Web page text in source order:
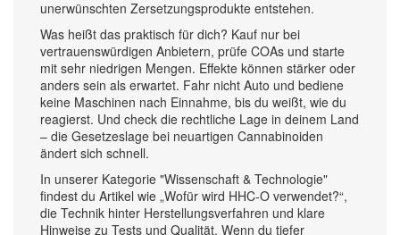
unerwünschten Zersetzungsprodukte entstehen.
Was heißt das praktisch für dich? Kauf nur bei
vertrauenswürdigen Anbietern, prüfe COAs und starte
mit sehr niedrigen Mengen. Effekte können stärker oder
anders sein als erwartet. Fahr nicht Auto und bediene
keine Maschinen nach Einnahme, bis du weißt, wie du
reagierst. Und check die rechtliche Lage in deinem Land
– die Gesetzeslage bei neuartigen Cannabinoiden
ändert sich schnell.
In unserer Kategorie "Wissenschaft & Technologie"
findest du Artikel wie „Wofür wird HHC-O verwendet?“,
die Technik hinter Herstellungsverfahren und klare
Hinweise zu Tests und Qualität. Wenn du tiefer